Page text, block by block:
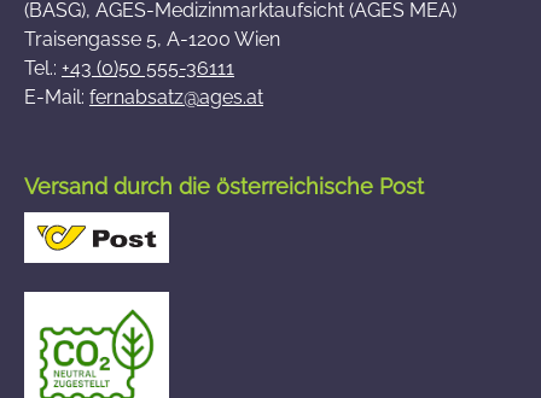
(BASG), AGES-Medizinmarktaufsicht (AGES MEA)
Traisengasse 5, A-1200 Wien
Tel.: +43 (0)50 555-36111
E-Mail: fernabsatz@ages.at
Versand durch die österreichische Post